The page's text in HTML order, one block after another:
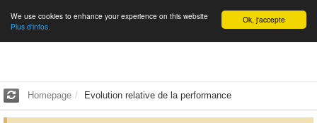
English Ok, j'accepte
We use cookies to enhance your experience on this website
Plus d'infos.
Homepage Evolution relative de la performance